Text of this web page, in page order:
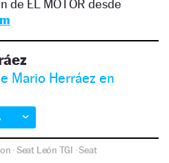
de EL MOTOR desde
Mario Herráez en
·Seat León TGI ·Seat